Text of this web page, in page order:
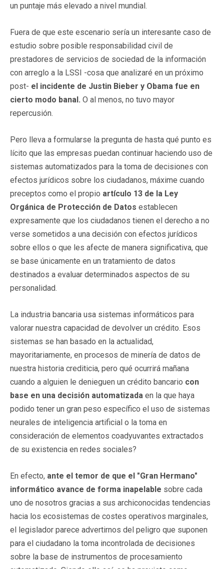
un puntaje más elevado a nivel mundial.
Fuera de que este escenario sería un interesante caso de
estudio sobre posible responsabilidad civil de
prestadores de servicios de sociedad de la información
con arreglo a la LSSI -cosa que analizaré en un próximo
post- el incidente de Justin Bieber y Obama fue en
cierto modo banal. O al menos, no tuvo mayor
repercusión.
Pero lleva a formularse la pregunta de hasta qué punto es
lícito que las empresas puedan continuar haciendo uso de
sistemas automatizados para la toma de decisiones con
efectos jurídicos sobre los ciudadanos, máxime cuando
preceptos como el propio artículo 13 de la Ley
Orgánica de Protección de Datos establecen
expresamente que los ciudadanos tienen el derecho a no
verse sometidos a una decisión con efectos jurídicos
sobre ellos o que les afecte de manera significativa, que
se base únicamente en un tratamiento de datos
destinados a evaluar determinados aspectos de su
personalidad.
La industria bancaria usa sistemas informáticos para
valorar nuestra capacidad de devolver un crédito. Esos
sistemas se han basado en la actualidad,
mayoritariamente, en procesos de minería de datos de
nuestra historia crediticia, pero qué ocurrirá mañana
cuando a alguien le denieguen un crédito bancario con
base en una decisión automatizada en la que haya
podido tener un gran peso específico el uso de sistemas
neurales de inteligencia artificial o la toma en
consideración de elementos coadyuvantes extractados
de su existencia en redes sociales?
En efecto, ante el temor de que el "Gran Hermano"
informático avance de forma inapelable sobre cada
uno de nosotros gracias a sus archiconocidas tendencias
hacia los ecosistemas de costes operativos marginales,
el legislador parece advertirnos del peligro que suponen
para el ciudadano la toma incontrolada de decisiones
sobre la base de instrumentos de procesamiento